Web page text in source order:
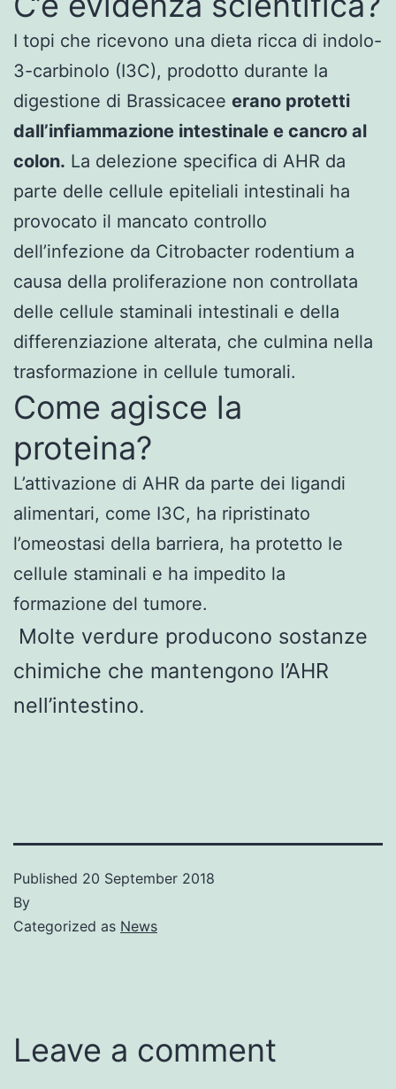
I topi che ricevono una dieta ricca di indolo-
3-carbinolo (I3C), prodotto durante la
digestione di Brassicacee erano protetti
dall’infiammazione intestinale e cancro al
colon. La delezione specifica di AHR da
parte delle cellule epiteliali intestinali ha
provocato il mancato controllo
dell’infezione da Citrobacter rodentium a
causa della proliferazione non controllata
delle cellule staminali intestinali e della
differenziazione alterata, che culmina nella
trasformazione in cellule tumorali.
Come agisce la
proteina?
L’attivazione di AHR da parte dei ligandi
alimentari, come I3C, ha ripristinato
l’omeostasi della barriera, ha protetto le
cellule staminali e ha impedito la
formazione del tumore.
Molte verdure producono sostanze
chimiche che mantengono l’AHR
nell’intestino.
Published 20 September 2018
By
Categorized as News
Leave a comment